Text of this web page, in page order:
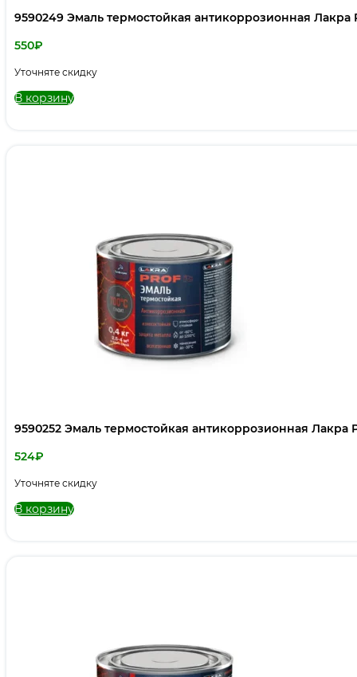
9590249 Эмаль термостойкая антикоррозионная Лакра
550₽
Уточняте скидку
В корзину
9590252 Эмаль термостойкая антикоррозионная Лакра
524₽
Уточняте скидку
В корзину